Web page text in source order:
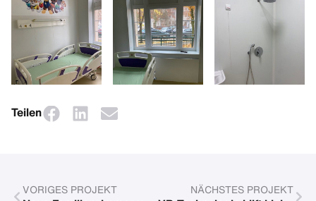
Teilen
VORIGES PROJEKT NÄCHSTES PROJEKT